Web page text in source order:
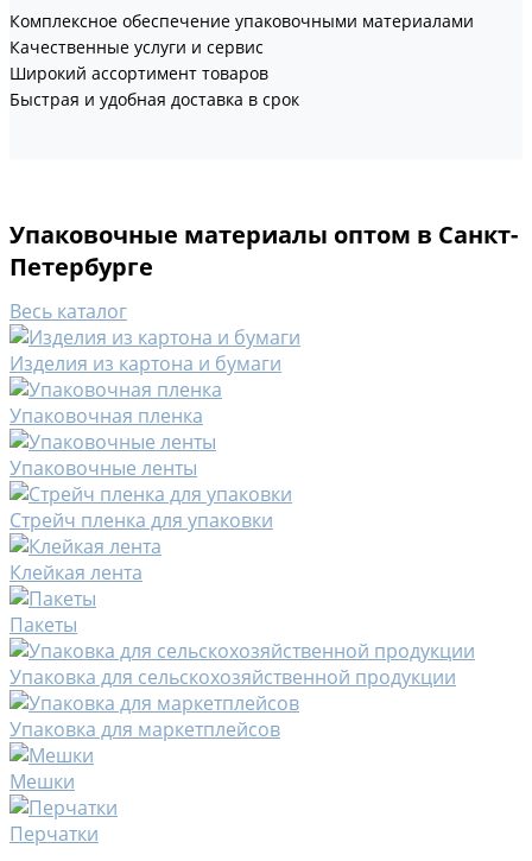
Комплексное обеспечение упаковочными материалами
Качественные услуги и сервис
Широкий ассортимент товаров
Быстрая и удобная доставка в срок
Упаковочные материалы оптом в Санкт-
Петербурге
Весь каталог
Изделия из картона и бумаги
Упаковочная пленка
Упаковочные ленты
Стрейч пленка для упаковки
Клейкая лента
Пакеты
Упаковка для сельскохозяйственной продукции
Упаковка для маркетплейсов
Мешки
Перчатки